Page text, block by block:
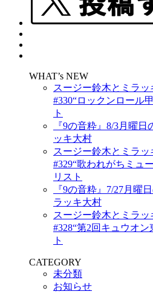
WHAT’s NEW
スージー鈴木とミラッ
#330“ロックンロール
ト
『9の音粋』8/3月曜
ッキ大村
スージー鈴木とミラッ
#329“歌われがちミュ
リスト
『9の音粋』7/27月曜
ラッキ大村
スージー鈴木とミラッ
#328“第2回キュウオ
ト
CATEGORY
未分類
お知らせ